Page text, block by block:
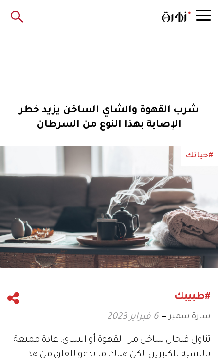
شرب القهوة والشاي الساخن يزيد خطر
الإصابة بهذا النوع من السرطان
#حياتك
#طبيبك
سارة سمير 6 فبراير 2023
تناول فنجان ساخن من القهوة أو الشاي، عادة ممتعة
بالنسبة للكثيرين، لكن هناك ما يدعو للقلق من هذا